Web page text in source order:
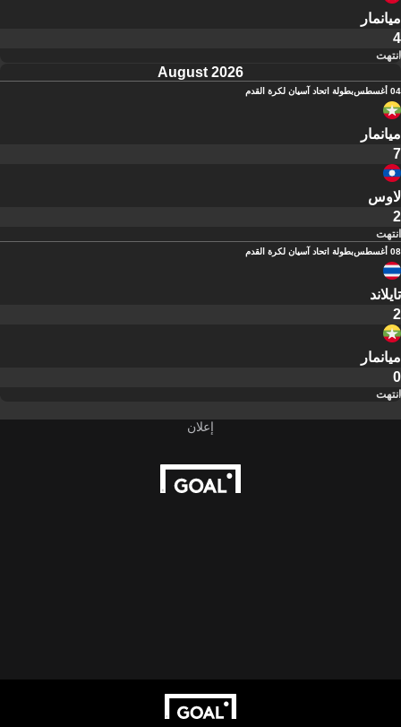
ميانمار
4
انتهت
August 2026
04 أغسطس بطولة اتحاد آسيان لكرة القدم
ميانمار
7
لاوس
2
انتهت
08 أغسطس بطولة اتحاد آسيان لكرة القدم
تايلاند
2
ميانمار
0
انتهت